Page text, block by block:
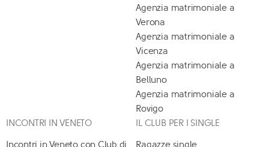
Agenzia matrimoniale a
Verona
Agenzia matrimoniale a
Vicenza
Agenzia matrimoniale a
Belluno
Agenzia matrimoniale a
Rovigo
INCONTRI IN VENETO
Incontri in Veneto con Club di
IL CLUB PER I SINGLE
Ragazze single